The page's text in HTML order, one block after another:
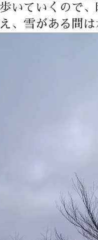
いていくので
、雪がある間